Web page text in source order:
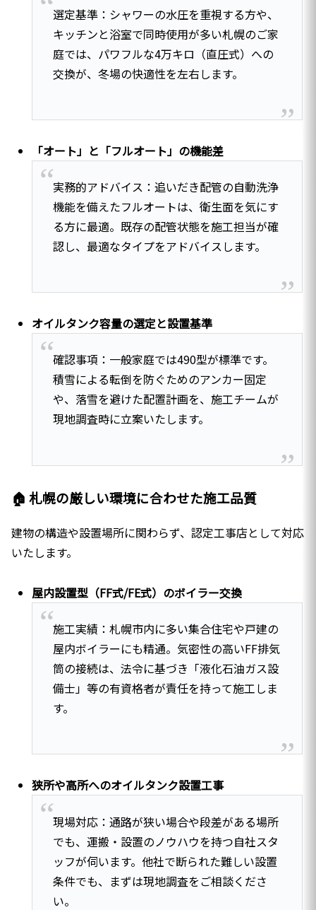
選定基準：シャワーの水圧を重視する方や、
キッチンと浴室で同時使用が多い札幌のご家
庭では、パワフルな4万キロ（直圧式）への
交換が、冬場の快適性を左右します。
「オート」と「フルオート」の機能差
実務的アドバイス：追いだき配管の自動洗浄
機能を備えたフルオートは、衛生面を気にす
る方に最適。既存の配管状態を施工担当が確
認し、最適なタイプをアドバイスします。
オイルタンク容量の選定と設置基準
確認事項：一般家庭では490型が標準です。
積雪による転倒を防ぐためのアンカー固定
や、落雪を避けた配置計画を、施工チームが
現地調査時に立案いたします。
🏠 札幌の厳しい環境に合わせた施工品質
建物の構造や設置場所に関わらず、認定工事店として対応
いたします。
屋内設置型（FF式/FE式）のボイラー交換
施工実績：札幌市内に多い集合住宅や戸建の
屋内ボイラーにも精通。気密性の高いFF排気
筒の接続は、法令に基づき「液化石油ガス設
備士」等の有資格者が責任を持って施工しま
す。
狭所や高所へのオイルタンク設置工事
現場対応：通路が狭い場合や段差がある場所
でも、運搬・設置のノウハウを持つ自社スタ
ッフが伺います。他社で断られた難しい設置
条件でも、まずは現地調査をご相談くださ
い。